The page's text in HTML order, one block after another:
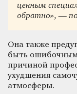
ценным
обратно», —
Она также
быть
причиной
ухудшения
атмосферы.